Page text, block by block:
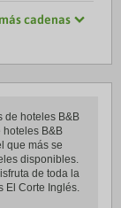
cadenas
de hoteles B&B
hoteles B&B
que más se
disponibles.
de toda la
El Corte Inglés.